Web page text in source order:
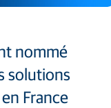
nommé
solutions
France